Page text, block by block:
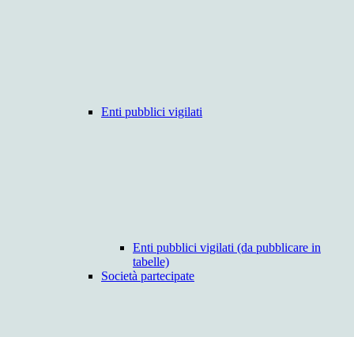
Enti pubblici vigilati
Enti pubblici vigilati (da pubblicare in
tabelle)
Società partecipate